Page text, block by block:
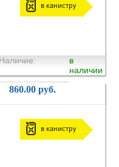
в канистру
Наличие:
в
наличии
860.00 руб.
в канистру